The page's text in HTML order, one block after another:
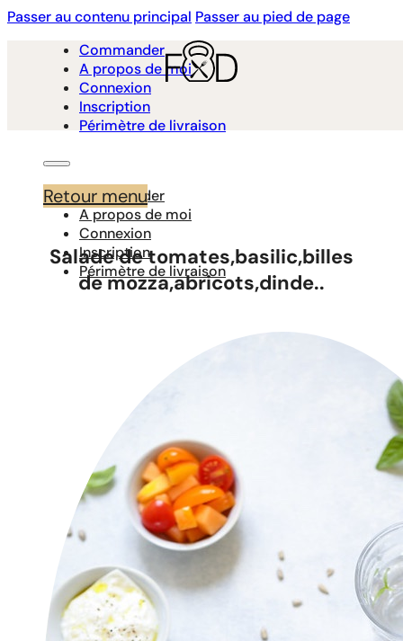
Passer au contenu principal Passer au pied de page
Commander
A propos de moi
Connexion
Inscription
Périmètre de livraison
Commander
A propos de moi
Connexion
Inscription
Périmètre de livraison
Retour menu
Salade de tomates,basilic,billes
de mozza,abricots,dinde..